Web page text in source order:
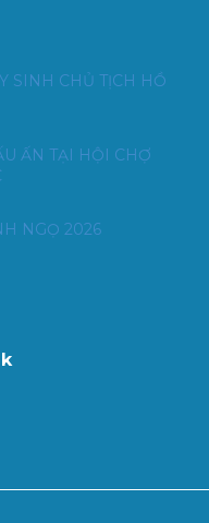
SINH CHỦ TỊCH HỒ
ẤN TẠI HỘI CHỢ
NGỌ 2026